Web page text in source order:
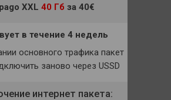
XXL 40 Гб за 40€
в течение 4 недель
основного трафика пакет
заново через USSD
интернет пакета: